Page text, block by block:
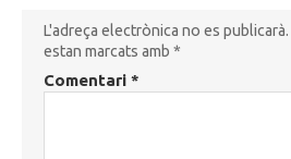
L'adreça electrònica no es publicarà.
estan marcats amb *
Comentari *